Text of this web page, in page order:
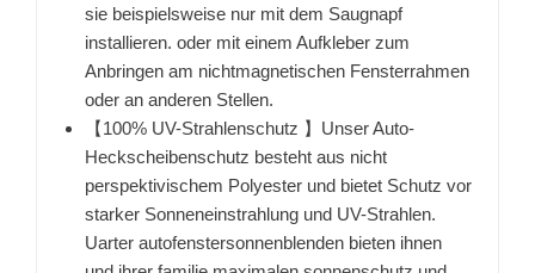
sie beispielsweise nur mit dem Saugnapf
installieren. oder mit einem Aufkleber zum
Anbringen am nichtmagnetischen Fensterrahmen
oder an anderen Stellen.
【100% UV-Strahlenschutz 】Unser Auto-
Heckscheibenschutz besteht aus nicht
perspektivischem Polyester und bietet Schutz vor
starker Sonneneinstrahlung und UV-Strahlen.
Uarter autofenstersonnenblenden bieten ihnen